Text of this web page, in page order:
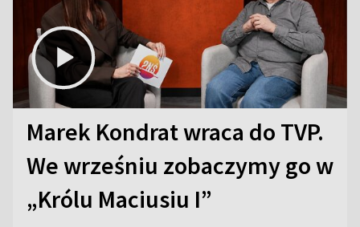
Marek Kondrat wraca do TVP.
We wrześniu zobaczymy go w
„Królu Maciusiu I”